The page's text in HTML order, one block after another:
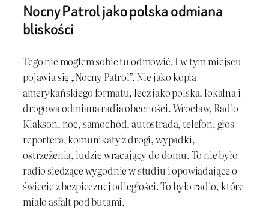
Nocny Patrol jako polska odmiana
bliskości
Tego nie mogłem sobie tu odmówić. I w tym miejscu
pojawia się „Nocny Patrol”. Nie jako kopia
amerykańskiego formatu, lecz jako polska, lokalna i
drogowa odmiana radia obecności. Wrocław, Radio
Klakson, noc, samochód, autostrada, telefon, głos
reportera, komunikaty z drogi, wypadki,
ostrzeżenia, ludzie wracający do domu. To nie było
radio siedzące wygodnie w studiu i opowiadające o
świecie z bezpiecznej odległości. To było radio, które
miało asfalt pod butami.